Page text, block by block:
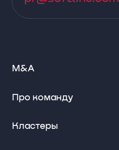
M&A
Про команду
Кластеры